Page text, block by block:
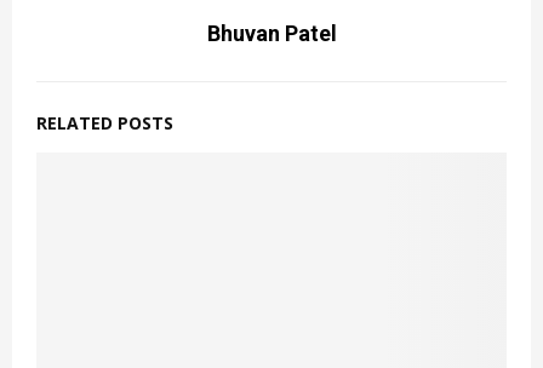
Bhuvan Patel
RELATED POSTS